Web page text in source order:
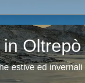
estive ed